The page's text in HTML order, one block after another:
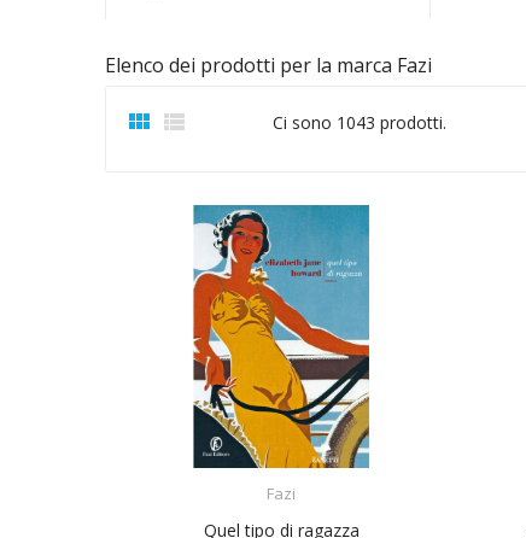
Elenco dei prodotti per la marca Fazi
  Ci sono 1043 prodotti.
Fazi
Quel tipo di ragazza